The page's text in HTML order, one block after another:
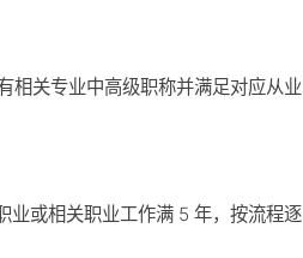
相关专业中高级职称并满足对应从业
业或相关职业工作满 5 年，按流程逐